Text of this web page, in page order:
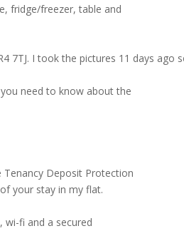
fridge/freezer, table and
7TJ. I took the pictures 11 days ago
need to know about the
Deposit Protection
your stay in my flat.
wi-fi and a secured